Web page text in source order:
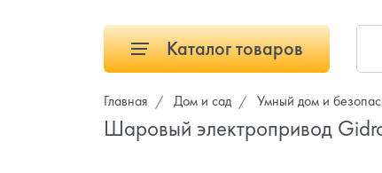
Каталог товаров
Главная Дом и сад Умный дом и
Шаровый электропривод